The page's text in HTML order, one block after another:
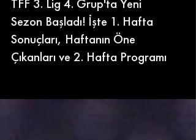
TFF 3. Lig 4. Grup'ta Yeni
Sezon Başladı! İşte 1. Hafta